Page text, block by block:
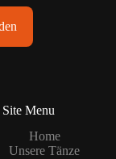
Site Menu
Home
Unsere Tänze